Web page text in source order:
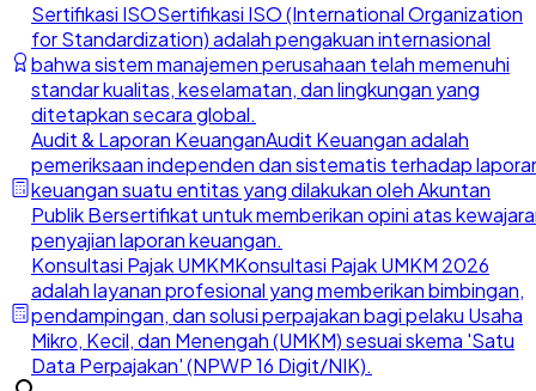
Sertifikasi ISOSertifikasi ISO (International Organization
for Standardization) adalah pengakuan internasional
bahwa sistem manajemen perusahaan telah memenuhi
standar kualitas, keselamatan, dan lingkungan yang
ditetapkan secara global.
Audit & Laporan KeuanganAudit Keuangan adalah
pemeriksaan independen dan sistematis terhadap
keuangan suatu entitas yang dilakukan oleh Akuntan
Publik Bersertifikat untuk memberikan opini atas
penyajian laporan keuangan.
Konsultasi Pajak UMKMKonsultasi Pajak UMKM 2026
adalah layanan profesional yang memberikan bimbingan,
pendampingan, dan solusi perpajakan bagi pelaku Usaha
Mikro, Kecil, dan Menengah (UMKM) sesuai skema 'Satu
Data Perpajakan' (NPWP 16 Digit/NIK).